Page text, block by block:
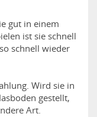
gut in einem
ist sie schnell
schnell wieder
Wird sie in
gestellt,
Art.